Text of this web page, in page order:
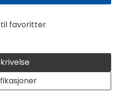
til favoritter